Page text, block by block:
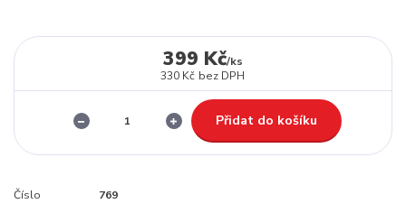
399 Kč/ks
330 Kč bez DPH
Přidat do košíku
Číslo
769